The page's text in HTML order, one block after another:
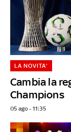
Cambia la
Champions
LA NOVITA'
05 ago - 11:35